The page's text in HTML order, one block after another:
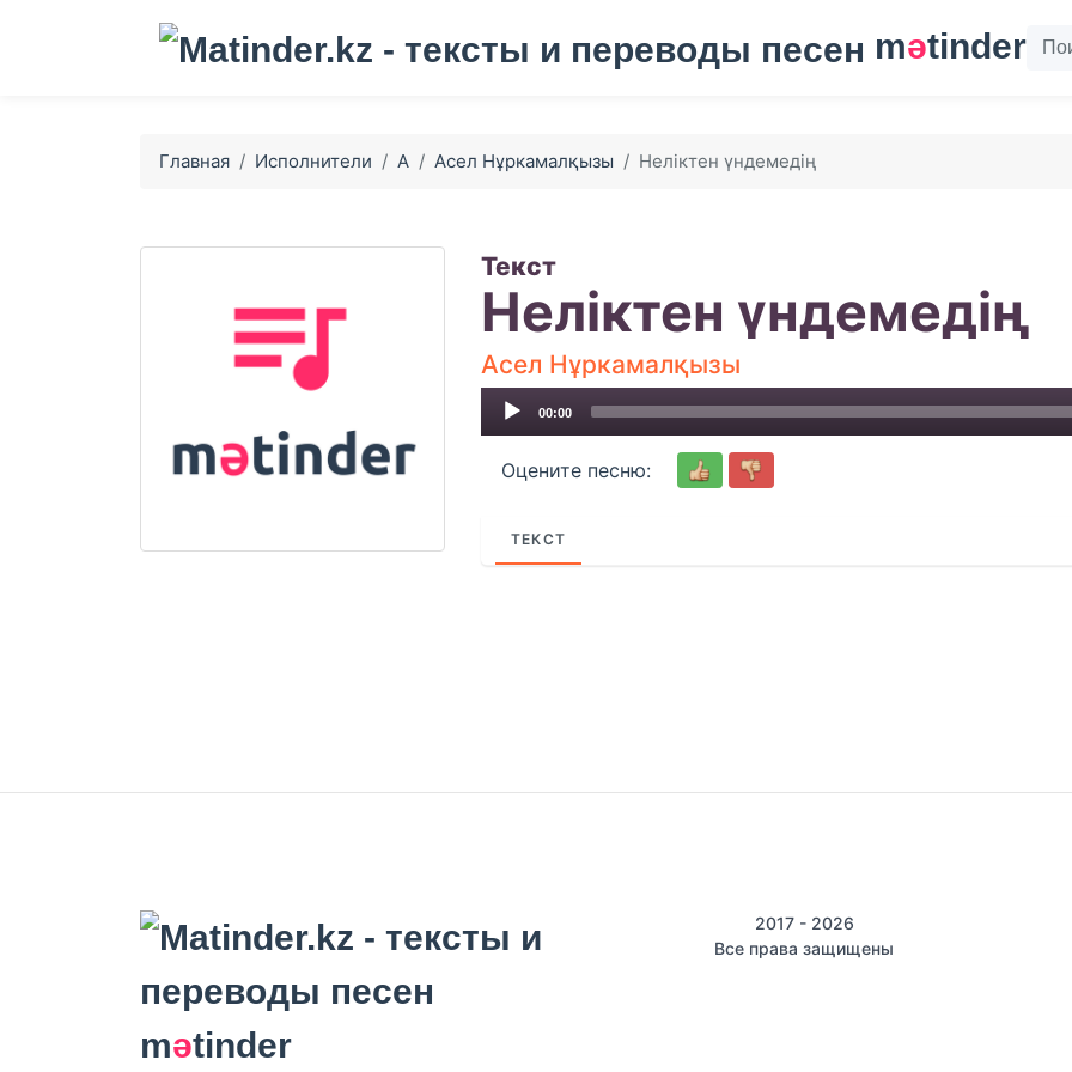
mәtinder
Главная Исполнители А Асел Нұркамалқызы Неліктен үндемедің
Текст
Неліктен үндемедің
Асел Нұркамалқызы
Audio
Player
00:00
Оцените песню:
ТЕКСТ
mәtinder
2017 - 2026
Все права защищены